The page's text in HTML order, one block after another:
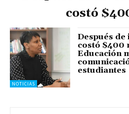
costó
NOTICIAS
Después
costó $400
Educación
estudiantes